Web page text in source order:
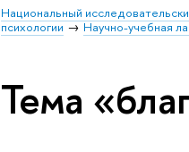
Национальный
психологии
Научно-учебная
Тема